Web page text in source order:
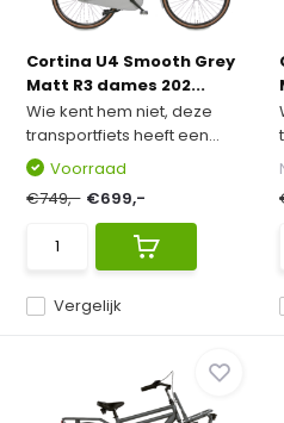
Cortina U4 Smooth Grey
Matt R3 dames 202...
Wie kent hem niet, deze
transportfiets heeft een...
Vergelijk
Voorraad
€749,- €699,-